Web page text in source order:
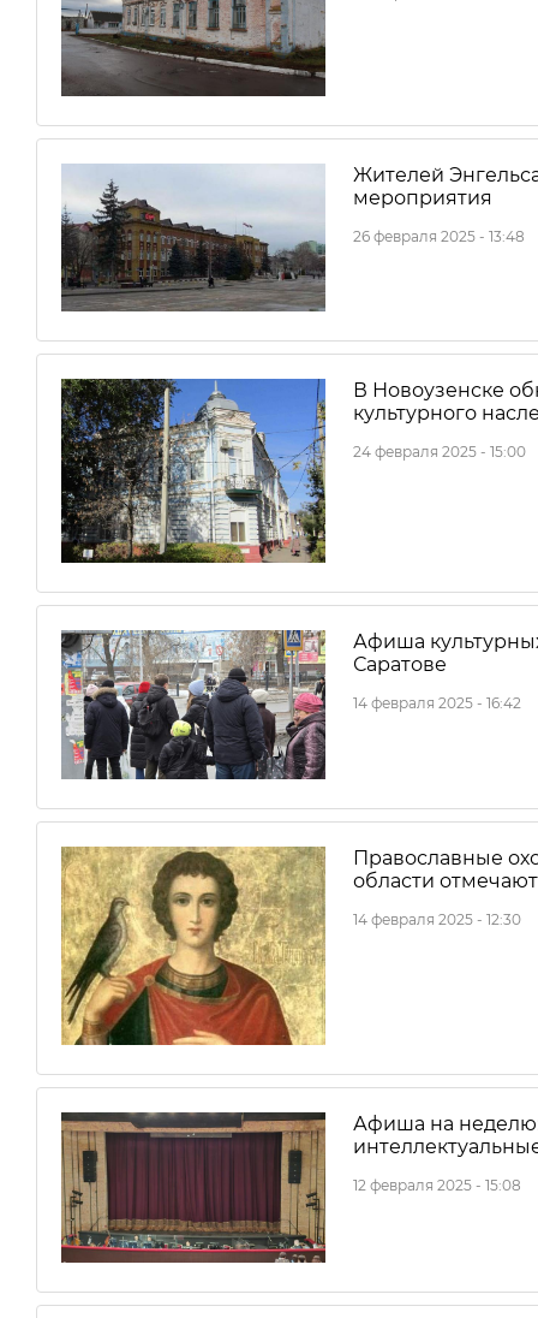
Жителей
мероприятия
26 февраля 2025 - 13:48
В Новоузенске
культурного
24 февраля 2025 - 15:00
Афиша
Саратове
14 февраля 2025 - 16:42
Православные
области
14 февраля 2025 - 12:30
Афиша на неделю:
12 февраля 2025 - 15:08